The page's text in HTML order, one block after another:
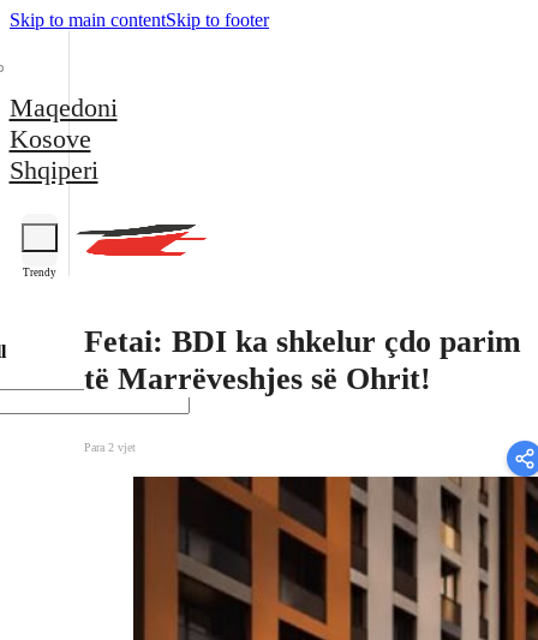
Skip to main contentSkip to footer
Maqedoni
Kosove
Shqiperi
Trendy
Fetai: BDI ka shkelur çdo parim
të Marrëveshjes së Ohrit!
Para 2 vjet